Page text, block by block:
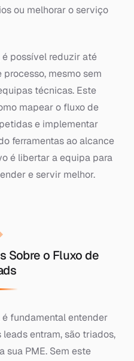
ou melhorar o serviço
possível reduzir até
mesmo sem
técnicas. Este
mapear o fluxo de
e implementar
ferramentas ao alcance
é libertar a equipa para
e servir melhor.
Sobre o Fluxo de
fundamental entender
entram, são triados,
sua PME. Sem este